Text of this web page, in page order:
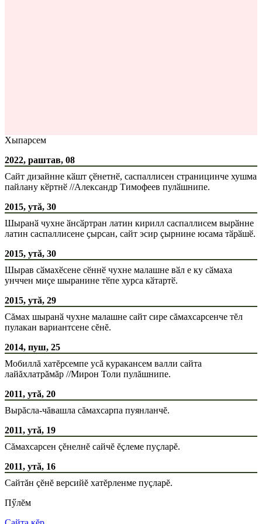
Хыпарсем
2022, раштав, 08
Сайт дизайнне кӑшт ҫӗнетнӗ, саспаллисен страницинче хушма
пайлану кӗртнӗ //Александр Тимофеев пулӑшнипе.
2015, утă, 30
Шыранӑ чухне ӑнсӑртран латин кирилл саспаллисем вырӑнне
латин саспаллисене ҫырсан, сайт эсир ҫырнине юсама тӑрӑшӗ.
2015, утă, 30
Шырав сӑмахӗсене сӗннӗ чухне малашне вӑл е ку сӑмаха
унччен миҫе шыранине тӗпе хурса кӑтартӗ.
2015, утă, 29
Сăмах шыранӑ чухне малашне сайт сире сăмахсарсенче тĕл
пулакан вариантсене сĕнĕ.
2014, пуш, 25
Мобиллă хатĕрсемпе усă куракансем валли сайта
лайăхлатрăмăр //Мирон Толи пулăшнипе.
2011, утă, 20
Вырăсла-чăвашла сăмахсарпа пуянланчĕ.
2011, утă, 19
Сăмахсарсен çĕнелнĕ сайчĕ ĕçлеме пуçларĕ.
2011, утă, 16
Сайтăн çĕнĕ версийĕ хатĕрленме пуçларĕ.
Пӳлĕм